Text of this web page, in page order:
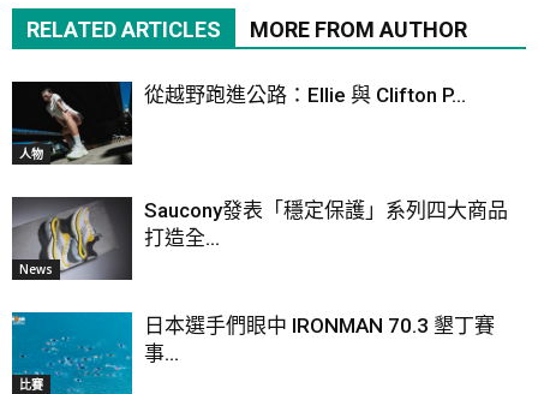
RELATED ARTICLES MORE FROM AUTHOR
人物
從越野跑進公路：Ellie 與 Clifton P...
News
Saucony發表「穩定保護」系列四大商品
打造全...
比賽
日本選手們眼中 IRONMAN 70.3 墾丁賽
事...